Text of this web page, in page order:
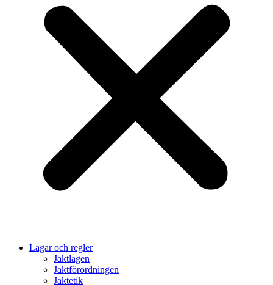
Lagar och regler
Jaktlagen
Jaktförordningen
Jaktetik